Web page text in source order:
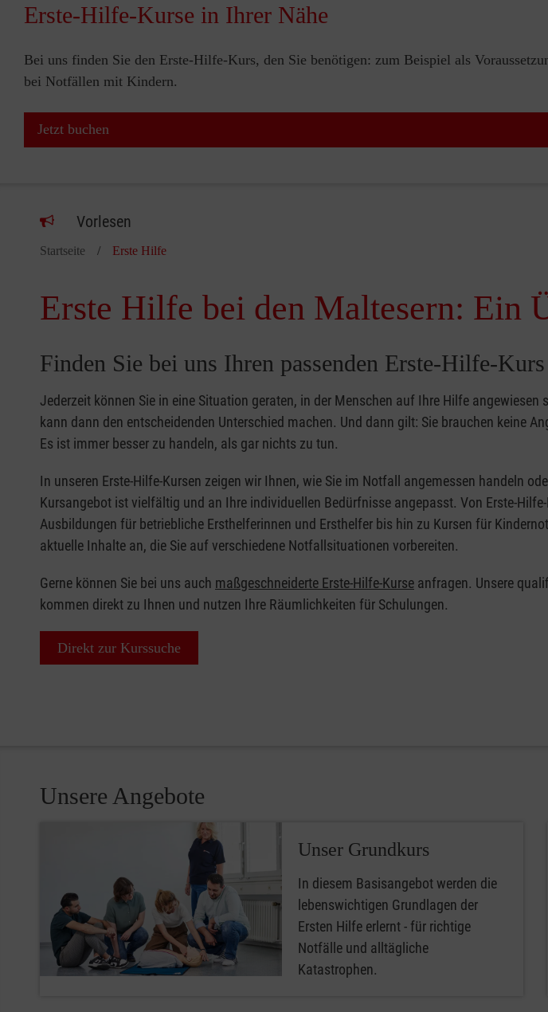
Erste-Hilfe-Kurse in Ihrer Nähe
Bei uns finden Sie den Erste-Hilfe-Kurs, den Sie benötigen: zum Beispiel als
bei Notfällen mit Kindern.
Jetzt buchen
Vorlesen
Startseite Erste Hilfe
Erste Hilfe bei den Maltesern: Ein
Finden Sie bei uns Ihren passenden Erste-Hilfe-Kurs
Jederzeit können Sie in eine Situation geraten, in der Menschen auf Ihre Hilfe
kann dann den entscheidenden Unterschied machen. Und dann gilt: Sie brauchen keine
Es ist immer besser zu handeln, als gar nichts zu tun.
In unseren Erste-Hilfe-Kursen zeigen wir Ihnen, wie Sie im Notfall angemessen handeln
Kursangebot ist vielfältig und an Ihre individuellen Bedürfnisse angepasst. Von Erste-
Ausbildungen für betriebliche Ersthelferinnen und Ersthelfer bis hin zu Kursen für
aktuelle Inhalte an, die Sie auf verschiedene Notfallsituationen vorbereiten.
Gerne können Sie bei uns auch maßgeschneiderte Erste-Hilfe-Kurse anfragen. Unsere
kommen direkt zu Ihnen und nutzen Ihre Räumlichkeiten für Schulungen.
Direkt zur Kurssuche
Unsere Angebote
Unser Grundkurs
In diesem Basisangebot werden die
lebenswichtigen Grundlagen der
Ersten Hilfe erlernt - für richtige
Notfälle und alltägliche
Katastrophen.